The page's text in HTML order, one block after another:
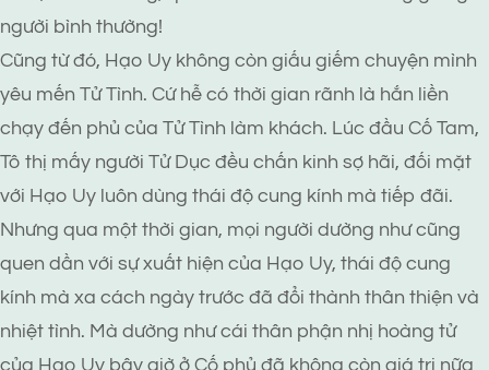
người bình thường!
Cũng từ đó, Hạo Uy không còn giấu giếm chuyện mình
yêu mến Tử Tình. Cứ hễ có thời gian rãnh là hắn liền
chạy đến phủ của Tử Tình làm khách. Lúc đầu Cố Tam,
Tô thị mấy người Tử Dục đều chấn kinh sợ hãi, đối mặt
với Hạo Uy luôn dùng thái độ cung kính mà tiếp đãi.
Nhưng qua một thời gian, mọi người dường như cũng
quen dần với sự xuất hiện của Hạo Uy, thái độ cung
kính mà xa cách ngày trước đã đổi thành thân thiện và
nhiệt tình. Mà dường như cái thân phận nhị hoàng tử
của Hạo Uy bây giờ ở Cố phủ đã không còn giá trị nữa